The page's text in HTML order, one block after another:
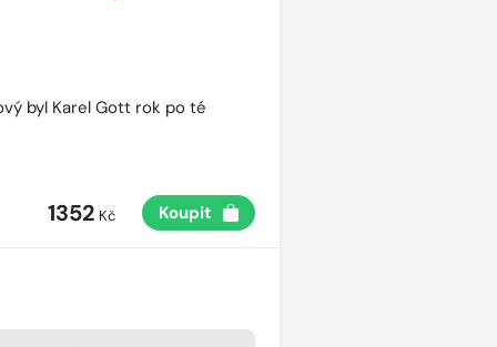
byl Karel Gott rok po té
1352 Kč Koupit